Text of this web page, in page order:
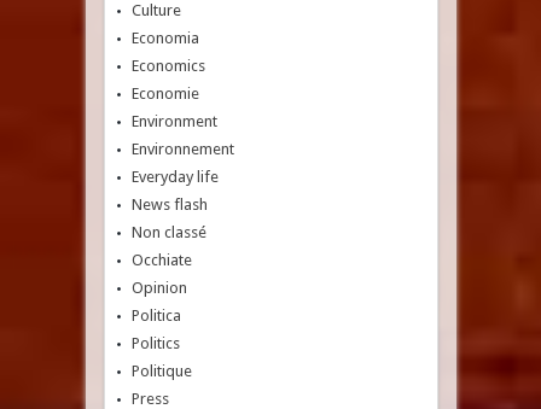
Culture
Economia
Economics
Economie
Environment
Environnement
Everyday life
News flash
Non classé
Occhiate
Opinion
Politica
Politics
Politique
Press